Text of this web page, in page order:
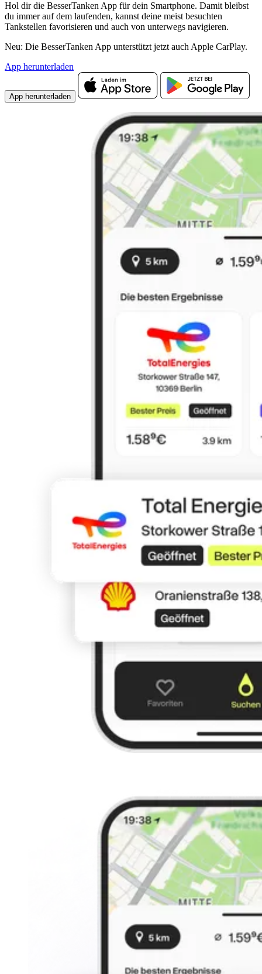
Hol dir die BesserTanken App für dein Smartphone. Damit bleibst
du immer auf dem laufenden, kannst deine meist besuchten
Tankstellen favorisieren und auch von unterwegs navigieren.
Neu: Die BesserTanken App unterstützt jetzt auch Apple CarPlay.
App herunterladen
App herunterladen